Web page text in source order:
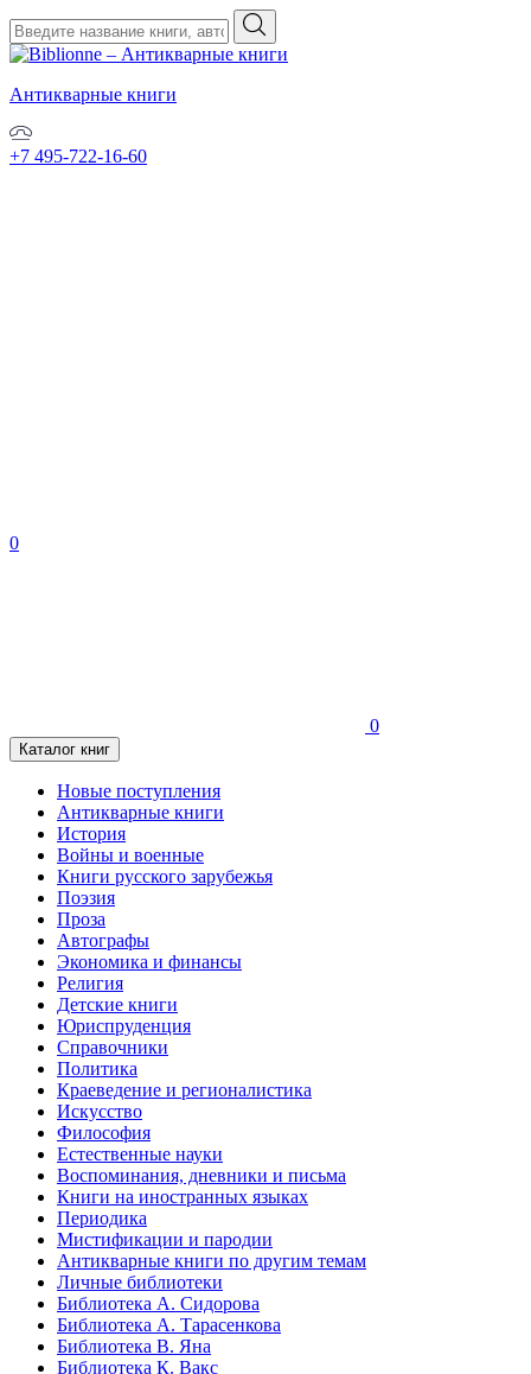
Антикварные книги
+7 495-722-16-60
0
0
Каталог книг
Новые поступления
Антикварные книги
История
Войны и военные
Книги русского зарубежья
Поэзия
Проза
Автографы
Экономика и финансы
Религия
Детские книги
Юриспруденция
Справочники
Политика
Краеведение и регионалистика
Искусство
Философия
Естественные науки
Воспоминания, дневники и письма
Книги на иностранных языках
Периодика
Мистификации и пародии
Антикварные книги по другим темам
Личные библиотеки
Библиотека А. Сидорова
Библиотека А. Тарасенкова
Библиотека В. Яна
Библиотека К. Вакс